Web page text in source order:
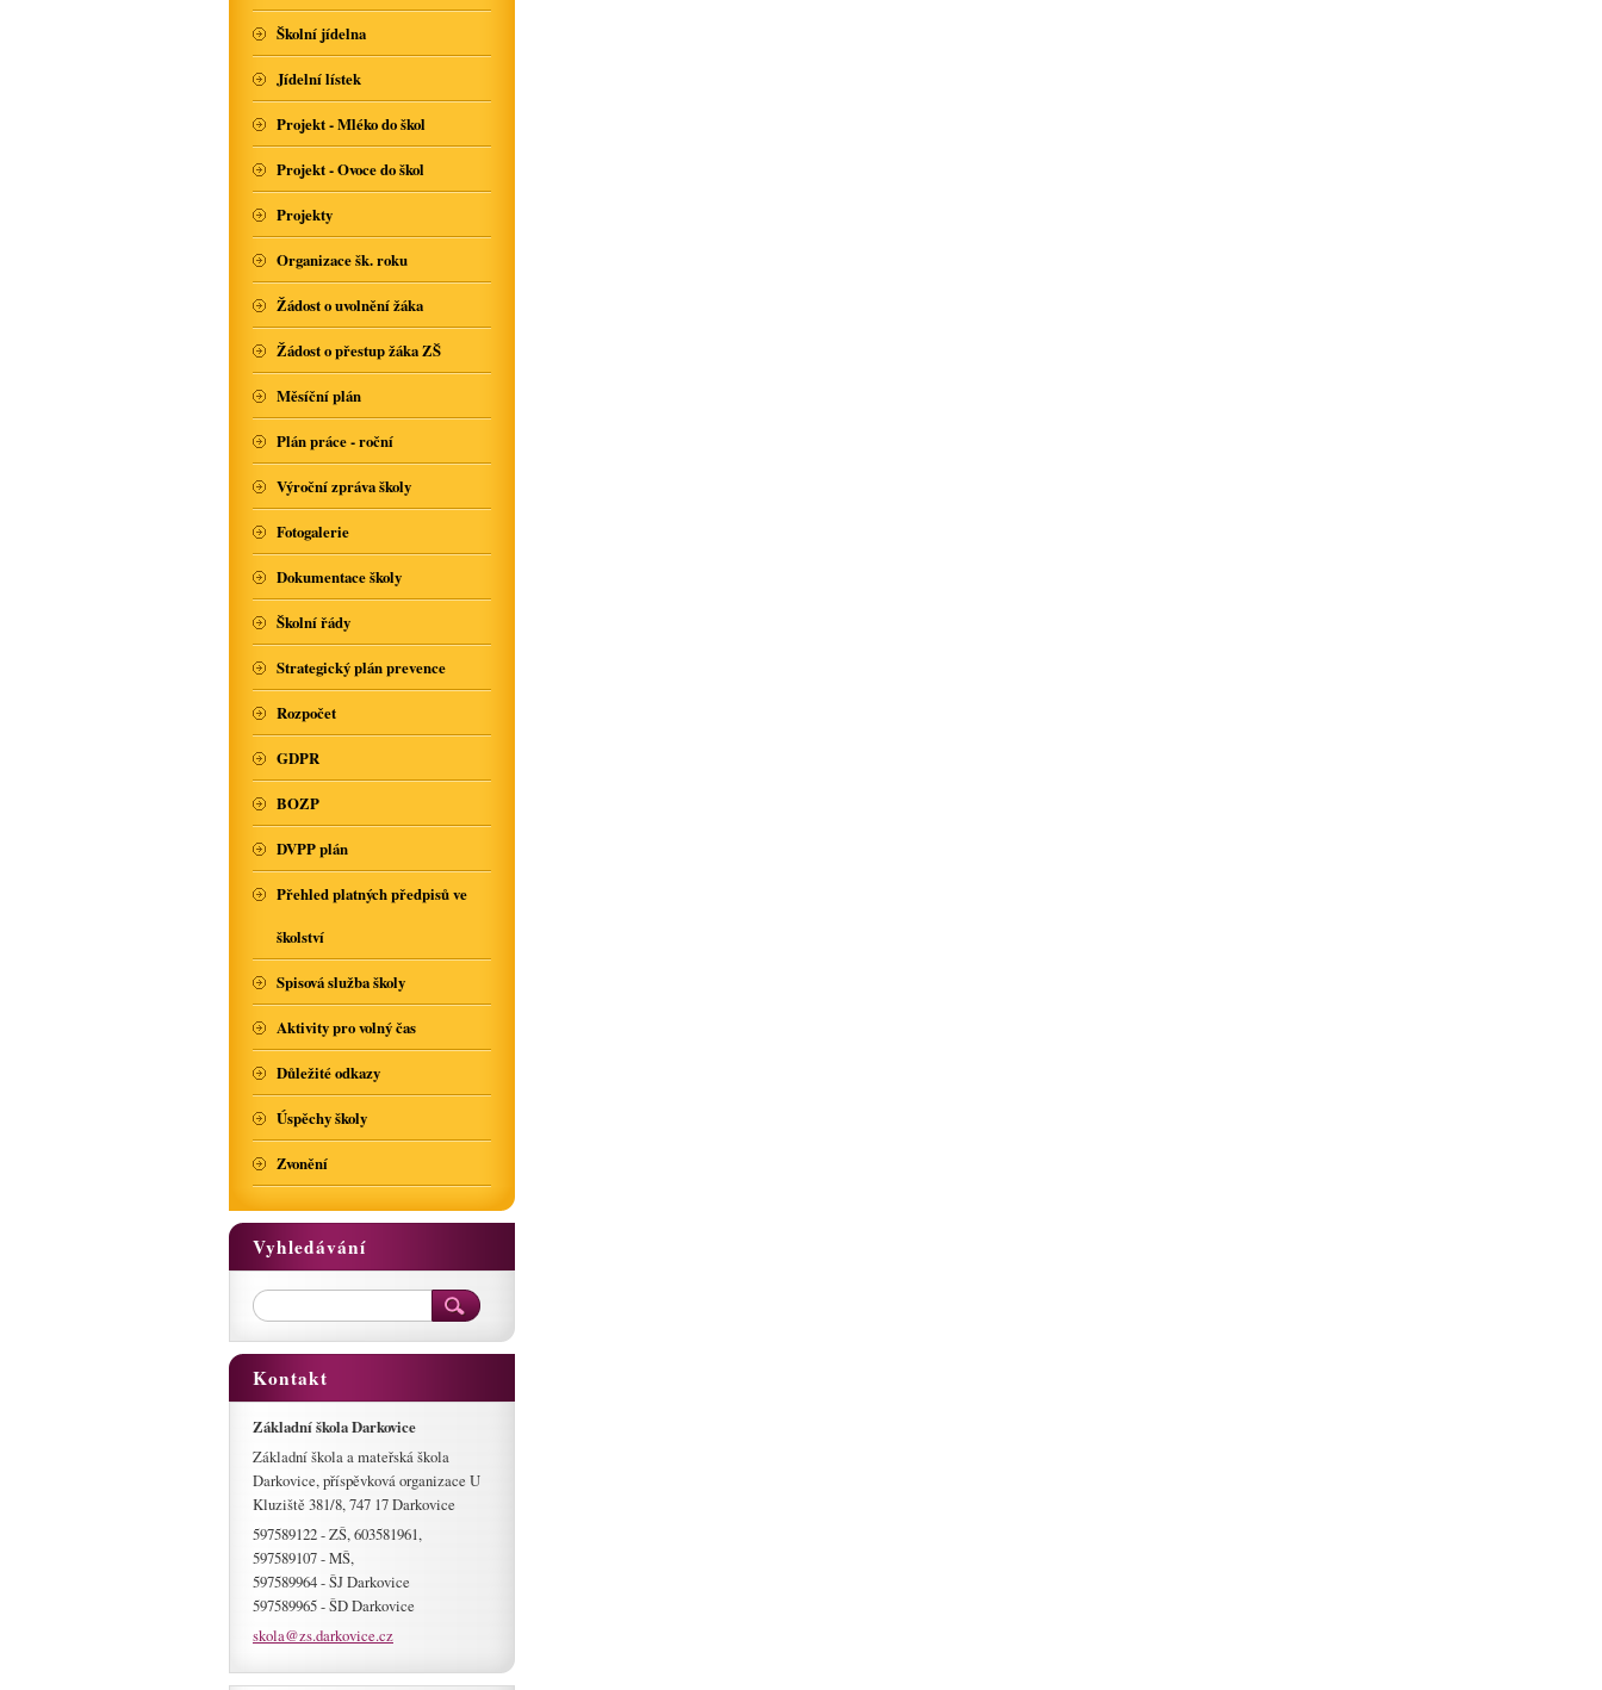
Školní jídelna
Jídelní lístek
Projekt - Mléko do škol
Projekt - Ovoce do škol
Projekty
Organizace šk. roku
Žádost o uvolnění žáka
Žádost o přestup žáka ZŠ
Měsíční plán
Plán práce - roční
Výroční zpráva školy
Fotogalerie
Dokumentace školy
Školní řády
Strategický plán prevence
Rozpočet
GDPR
BOZP
DVPP plán
Přehled platných předpisů ve
školství
Spisová služba školy
Aktivity pro volný čas
Důležité odkazy
Úspěchy školy
Zvonění
Vyhledávání
Kontakt
Základní škola Darkovice
Základní škola a mateřská škola
Darkovice, příspěvková organizace U
Kluziště 381/8, 747 17 Darkovice
597589122 - ZŠ, 603581961,
597589107 - MŠ,
597589964 - ŠJ Darkovice
597589965 - ŠD Darkovice
skola@zs.darkovice.cz